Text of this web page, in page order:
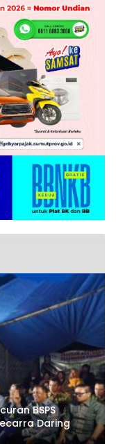
BSPS
Daring